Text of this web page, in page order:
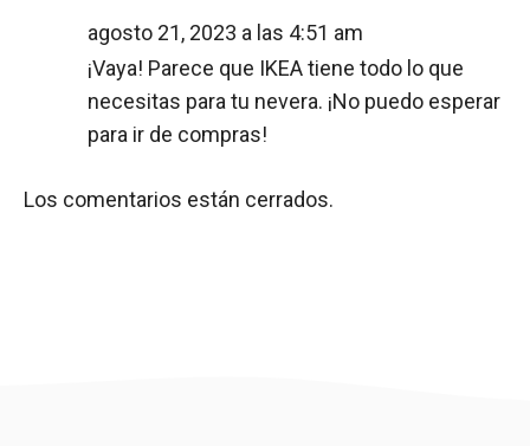
agosto 21, 2023 a las 4:51 am
¡Vaya! Parece que IKEA tiene todo lo que
necesitas para tu nevera. ¡No puedo esperar
para ir de compras!
Los comentarios están cerrados.